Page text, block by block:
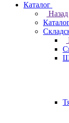
Каталог
Назад